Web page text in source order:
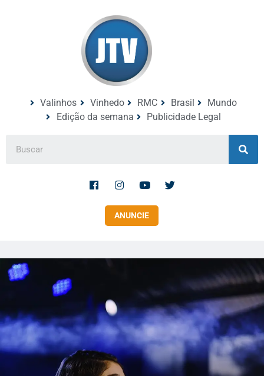
Valinhos Vinhedo RMC Brasil
Mundo
Edição da semana
Publicidade Legal
ANUNCIE